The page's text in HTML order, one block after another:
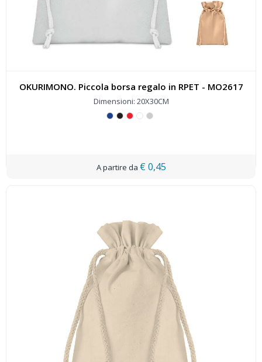
OKURIMONO. Piccola borsa regalo in RPET - MO2617
Dimensioni: 20X30CM
€ 0,45